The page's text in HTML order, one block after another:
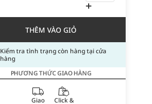
THÊM VÀO GIỎ
Kiểm tra tình trạng còn hàng tại cửa
hàng
PHƯƠNG THỨC GIAO HÀNG
Giao
Click &